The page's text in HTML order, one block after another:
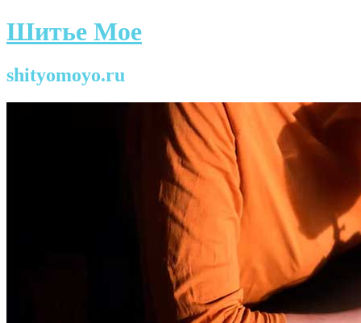
Шитье Мое
shityomoyo.ru